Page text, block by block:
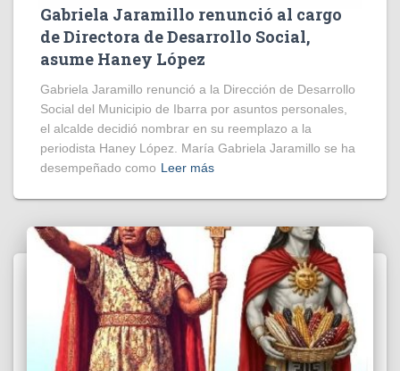
Gabriela Jaramillo renunció al cargo
de Directora de Desarrollo Social,
asume Haney López
Gabriela Jaramillo renunció a la Dirección de Desarrollo
Social del Municipio de Ibarra por asuntos personales,
el alcalde decidió nombrar en su reemplazo a la
periodista Haney López. María Gabriela Jaramillo se ha
desempeñado como Leer más